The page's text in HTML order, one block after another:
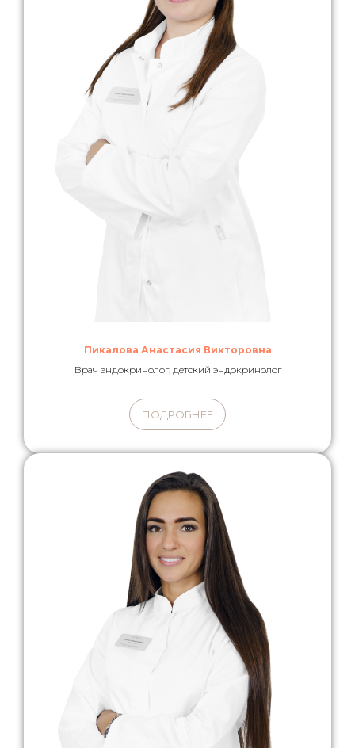
Пикалова Анастасия Викторовна
Врач эндокринолог, детский эндокринолог
ПОДРОБНЕЕ